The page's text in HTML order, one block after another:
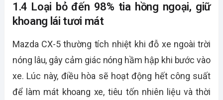
1.4 Loại bỏ đến 98% tia hồng ngoại, giữ
khoang lái tươi mát
Mazda CX-5 thường tích nhiệt khi đỗ xe ngoài trời
nóng lâu, gây cảm giác nóng hầm hập khi bước vào
xe. Lúc này, điều hòa sẽ hoạt động hết công suất
để làm mát khoang xe, tiêu tốn nhiên liệu và thời